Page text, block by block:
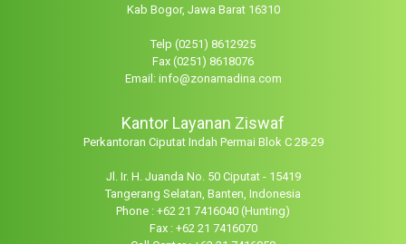
Kab Bogor, Jawa Barat 16310
Telp (0251) 8612925
Fax (0251) 8618076
Email: info@zonamadina.com
Kantor Layanan Ziswaf
Perkantoran Ciputat Indah Permai Blok C 28-29
Jl. Ir. H. Juanda No. 50 Ciputat - 15419
Tangerang Selatan, Banten, Indonesia
Phone : +62 21 7416040 (Hunting)
Fax : +62 21 7416070